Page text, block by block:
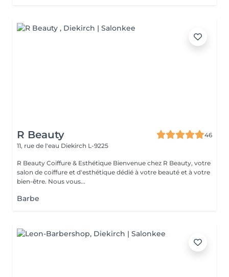
R Beauty
46
11, rue de l'eau Diekirch L-9225
R Beauty Coiffure & Esthétique Bienvenue chez R Beauty, votre
salon de coiffure et d'esthétique dédié à votre beauté et à votre
bien-être. Nous vous...
Barbe